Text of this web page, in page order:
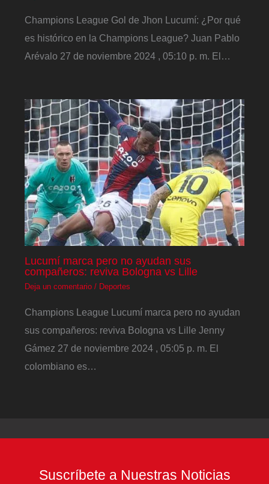
Champions League Gol de Jhon Lucumí: ¿Por qué
es histórico en la Champions League? Juan Pablo
Arévalo 27 de noviembre 2024 , 05:10 p. m. El…
Lucumí marca pero no ayudan sus
compañeros: reviva Bologna vs Lille
Deja un comentario / Deportes
Champions League Lucumí marca pero no ayudan
sus compañeros: reviva Bologna vs Lille Jenny
Gámez 27 de noviembre 2024 , 05:05 p. m. El
colombiano es…
Suscríbete a Nuestras Noticias